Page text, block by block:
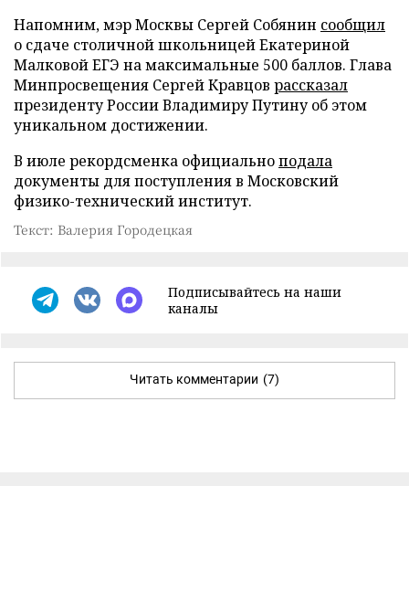
Напомним, мэр Москвы Сергей Собянин сообщил
о сдаче столичной школьницей Екатериной
Малковой ЕГЭ на максимальные 500 баллов. Глава
Минпросвещения Сергей Кравцов рассказал
президенту России Владимиру Путину об этом
уникальном достижении.
В июле рекордсменка официальноподала
документы для поступления в Московский
физико-технический институт.
Текст: Валерия Городецкая
Подписывайтесь на наши
каналы
Читать комментарии (7)